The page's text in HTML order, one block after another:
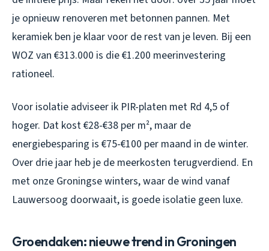
je opnieuw renoveren met betonnen pannen. Met
keramiek ben je klaar voor de rest van je leven. Bij een
WOZ van €313.000 is die €1.200 meerinvestering
rationeel.
Voor isolatie adviseer ik PIR-platen met Rd 4,5 of
hoger. Dat kost €28-€38 per m², maar de
energiebesparing is €75-€100 per maand in de winter.
Over drie jaar heb je de meerkosten terugverdiend. En
met onze Groningse winters, waar de wind vanaf
Lauwersoog doorwaait, is goede isolatie geen luxe.
Groendaken: nieuwe trend in Groningen